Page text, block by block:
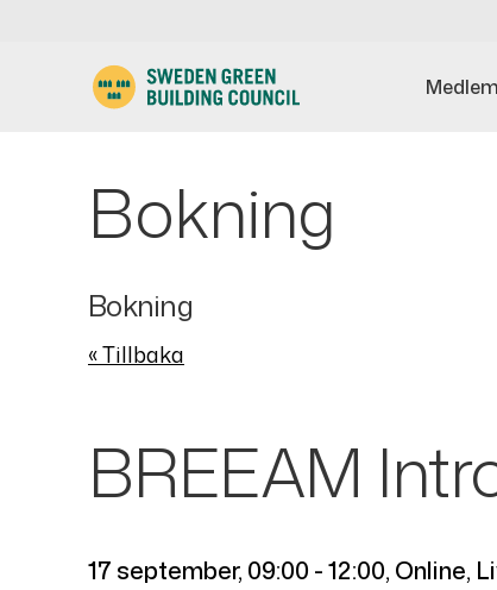
Bokning
Bokning
« Tillbaka
BREEAM
17 september, 09:00 - 12:00, Online,